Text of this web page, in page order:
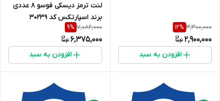
3,300,000
12%
2,900,000
افزودن به سبد
لنت ترمز دیسکی فوسو 8 عددی
برند اسپارتکس کد 30239
7,082,000
9%
6,375,000
افزودن به سبد